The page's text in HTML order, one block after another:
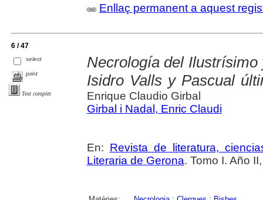
Enllaç permanent a aquest
6 / 47
select
print
Text complet
Necrología del
Isidro Valls y Pascual
Enrique Claudio Girbal
Girbal i Nadal, Enric Claudi
En: Revista de literatura,
Literaria de Gerona. Tomo I. Año